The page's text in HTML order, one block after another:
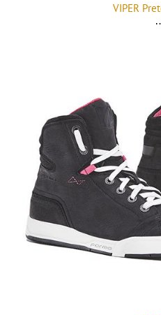
VIPER